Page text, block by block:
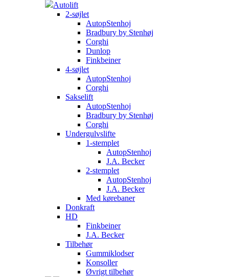
Autolift
2-søjlet
AutopStenhoj
Bradbury by Stenhøj
Corghi
Dunlop
Finkbeiner
4-søjlet
AutopStenhoj
Corghi
Sakselift
AutopStenhoj
Bradbury by Stenhøj
Corghi
Undergulvslifte
1-stemplet
AutopStenhoj
J.A. Becker
2-stemplet
AutopStenhoj
J.A. Becker
Med kørebaner
Donkraft
HD
Finkbeiner
J.A. Becker
Tilbehør
Gummiklodser
Konsoller
Øvrigt tilbehør